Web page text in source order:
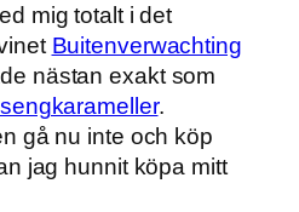
mig totalt i det
Buitenverwachting
nästan exakt som
.
gå nu inte och köp
jag hunnit köpa mitt